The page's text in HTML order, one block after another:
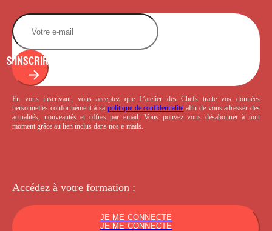
S'INSCRIRE
En vous inscrivant, vous acceptez que L’atelier des Chefs traite vos données
personnelles conformément à sa politique de confidentialité afin de vous adresser des
actualités, nouveautés et offres par email. Vous pouvez vous désabonner à tout
moment grâce au lien inclus dans nos e-mails.
Accédez à votre formation :
JE ME CONNECTE
JE ME CONNECTE